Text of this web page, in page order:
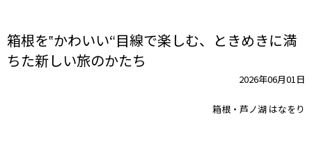
箱根を‟かわいい“目線で楽しむ、ときめきに満
ちた新しい旅のかたち
2026年06月01日
箱根・芦ノ湖 はなをり